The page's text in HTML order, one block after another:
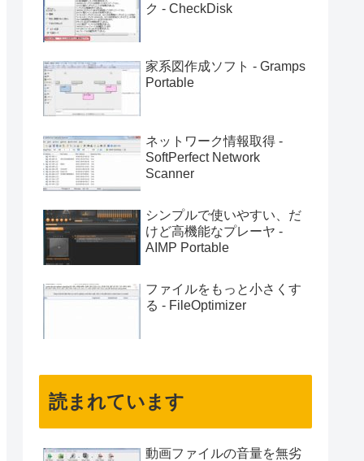
ク - CheckDisk
家系図作成ソフト - Gramps
Portable
ネットワーク情報取得 -
SoftPerfect Network
Scanner
シンプルで使いやすい、だ
けど高機能なプレーヤ -
AIMP Portable
ファイルをもっと小さくす
る - FileOptimizer
読まれています
動画ファイルの音量を無劣